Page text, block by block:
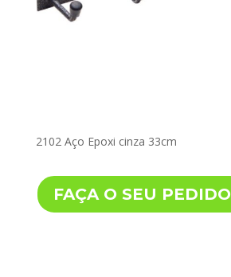
2102 Aço Epoxi cinza 33cm
FAÇA O SEU PEDIDO